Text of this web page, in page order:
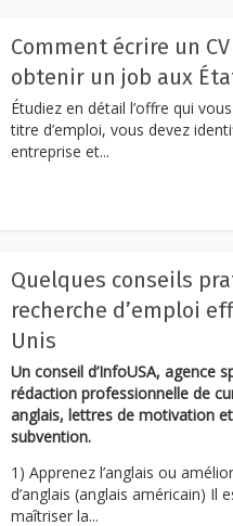
Comment écrire un
obtenir un job aux
Étudiez en détail l’offre qui
titre d’emploi, vous devez
entreprise et...
Quelques conseils
recherche d’emploi
Unis
Un conseil d’InfoUSA, agence
rédaction professionnelle de
anglais, lettres de motivation
subvention.
1) Apprenez l’anglais ou
d’anglais (anglais américain) Il
maîtriser la...